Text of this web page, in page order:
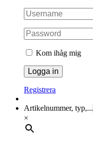
Kom ihåg mig
Registrera
Artikelnummer, typ,...
×